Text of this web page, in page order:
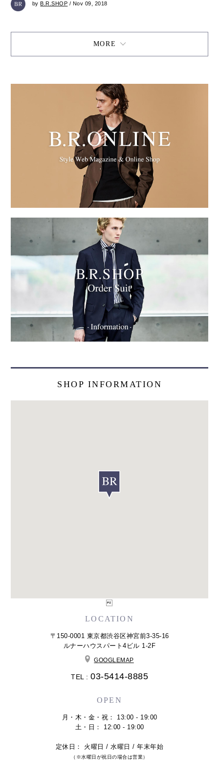
by B.R.SHOP / Nov 09, 2018
MORE
SHOP INFORMATION
LOCATION
〒150-0001 東京都渋谷区神宮前3-35-16
ルナーハウスパート4ビル 1-2F
GOOGLEMAP
TEL : 03-5414-8885
OPEN
月・木・金・祝： 13:00 - 19:00
土・日： 12:00 - 19:00
定休日： 火曜日 / 水曜日 / 年末年始
（※水曜日が祝日の場合は営業）